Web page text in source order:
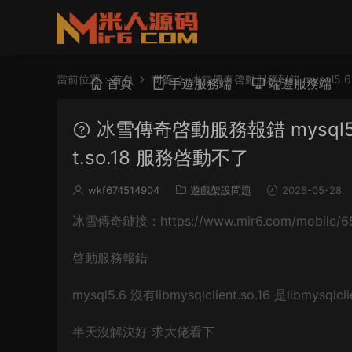
首頁 手遊服務端 端遊服務端
當前位置：首頁 問答 冰雪傳奇啓動服務報錯
冰雪傳奇啓動服務報錯
t.so.18 服務啓動不了
wkf674514904 遊戲架設問題 2026-05-28
冰雪傳奇鏈接：https://www.mir6.com/mobile/
啓動服務報錯
mysql5.6 沒有libmysqlclient.so.16 是
半天沒解決好 求大佬看下